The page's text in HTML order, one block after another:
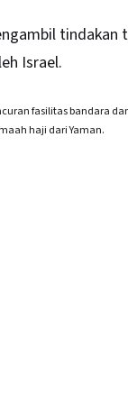
tindakan
Israel.
fasilitas bandara
haji dari Yaman.